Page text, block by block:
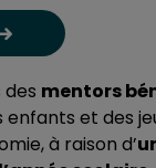
mentors
et des
à raison d’